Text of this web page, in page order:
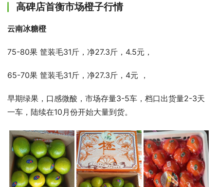
高碑店首衡市场橙子行情
云南冰糖橙
75-80果 筐装毛31斤，净27.3斤，4.5元，
65-70果 筐装毛31斤，净27.3斤，4元 ，
早期绿果，口感微酸，市场存量3-5车，档口出货量2-3天
一车，陆续在10月份开始大量到货。